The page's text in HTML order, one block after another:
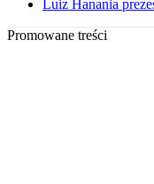
Luiz Hanania
Promowane treści